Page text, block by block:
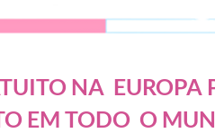
NA
EM TODO O